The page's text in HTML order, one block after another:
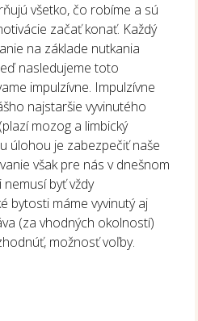
všetko, čo robíme a sú
začať konať. Každý
na základe nutkania
nasledujeme toto
impulzívne. Impulzívne
najstaršie vyvinutého
mozog a limbický
úlohou je zabezpečiť naše
však pre nás v dnešnom
byť vždy
bytosti máme vyvinutý aj
(za vhodných okolností)
možnosť voľby.